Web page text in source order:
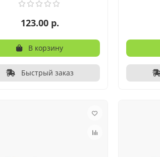
123.00 р.
В корзину
Быстрый заказ